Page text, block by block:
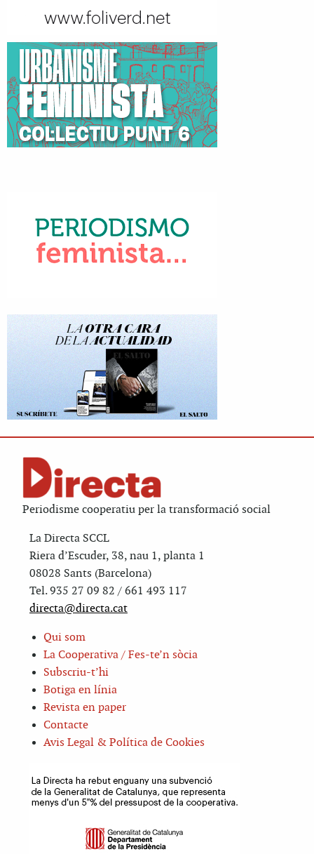
Periodisme cooperatiu per la transformació social
La Directa SCCL
Riera d’Escuder, 38, nau 1, planta 1
08028 Sants (Barcelona)
Tel. 935 27 09 82 / 661 493 117
directa@directa.cat
Qui som
La Cooperativa / Fes-te’n sòcia
Subscriu-t’hi
Botiga en línia
Revista en paper
Contacte
Avis Legal & Política de Cookies